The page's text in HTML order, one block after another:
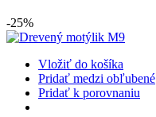
-25%
Vložiť do košíka
Pridať medzi obľubené
Pridať k porovnaniu